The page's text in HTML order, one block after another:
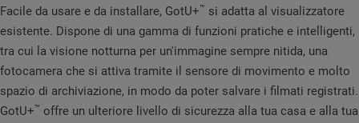
Facile da usare e da installare, GotU+™ si adatta al visualizzatore
esistente. Dispone di una gamma di funzioni pratiche e intelligenti,
tra cui la visione notturna per un'immagine sempre nitida, una
fotocamera che si attiva tramite il sensore di movimento e molto
spazio di archiviazione, in modo da poter salvare i filmati registrati.
GotU+™ offre un ulteriore livello di sicurezza alla tua casa e alla tua